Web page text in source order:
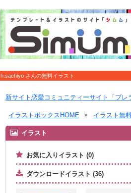
h.sachiyo さんの無料イラスト
新サイト恋愛コミュニティーサイト「ブレ
イラストボックスHOME イラスト無
イラスト
お気に入りイラスト (0)
ダウンロードイラスト (36)